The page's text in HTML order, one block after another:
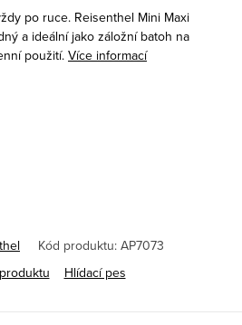
po ruce. Reisenthel Mini Maxi
a ideální jako záložní batoh na
použití. Více informací
Kód produktu: AP7073
Hlídací pes